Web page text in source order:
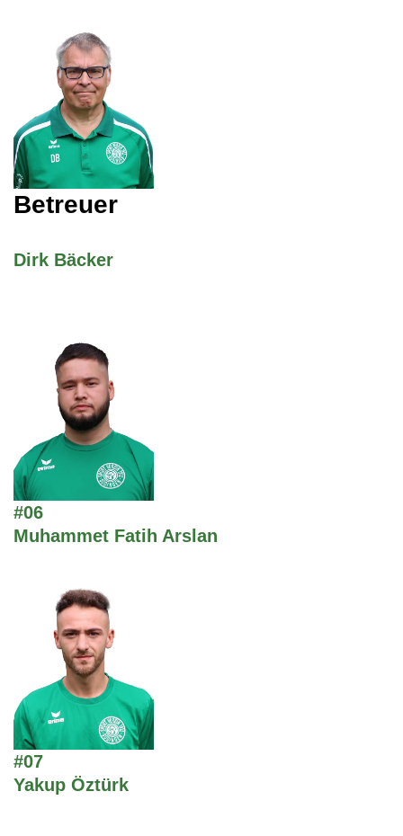
Betreuer
Dirk Bäcker
#06
Muhammet Fatih Arslan
#07
Yakup Öztürk